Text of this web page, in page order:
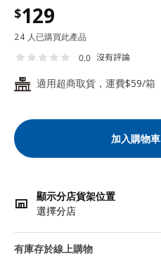
$129
24 人已購買此產品
0.0 沒有評論
24 適用超商取貨，運費$59/箱
加入購物車
顯示分店貨架位置
選擇分店
有庫存於線上購物